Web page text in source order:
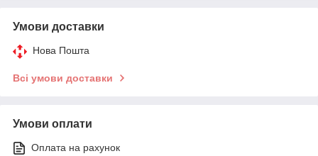
Умови доставки
Нова Пошта
Всі умови доставки
Умови оплати
Оплата на рахунок